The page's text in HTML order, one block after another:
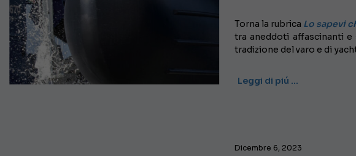
Torna la rubrica Lo sapevi
tra aneddoti affascinanti
tradizione del varo e di
Leggi di piú …
Dicembre 6, 2023